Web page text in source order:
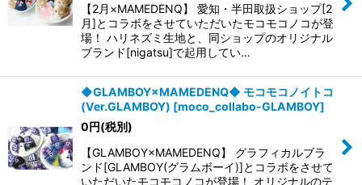
【2月×MAMEDENQ】 愛知・半田取扱ショップ[2
月]とコラボをさせていただいたモコモコノコが登
場！ ハリネズミ生地と、同ショップのオリジナル
ブランド[nigatsu]で起用してい…
◆GLAMBOY×MAMEDENQ◆ モコモコノイトコ
(Ver.GLAMBOY) [moco_collabo-GLAMBOY]
0円(税別)
【GLAMBOY×MAMEDENQ】 グラフィカルブラ
ンド[GLAMBOY(グラムボーイ)]とコラボをさせて
いただいたモコモコノコが登場！ オリジナルのテ